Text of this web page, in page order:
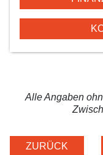
Alle Angaben
ZURÜCK